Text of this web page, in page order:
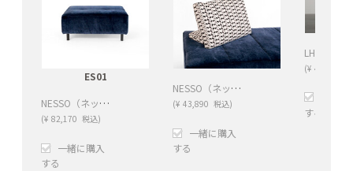
ES01
NESSO（ネッソ）オットマン（ES01）
(¥ 82,170 税込)
一緒に購入
する
NESSO（ネッソ）クッションレスト *
(¥ 43,890 税込)
一緒に購入
する
(¥ 4,180
する